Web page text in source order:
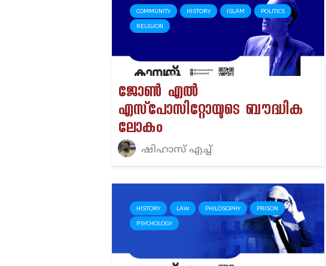
COMMUNITY HISTORY ISLAM POLITICS
RELIGION
ജോൺ എൽ
എസ്‌പോസിറ്റോയുടെ ബൗദ്ധിക
ലോകം
ഷിഹാസ് എച്ച്
HISTORY LAW PHILOSOPHY PRISON
PSYCHOLOGY